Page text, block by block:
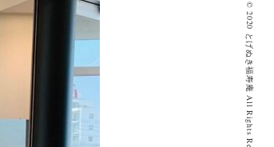
© 2020 とげぬき福寿庵 All Rights Reserved.